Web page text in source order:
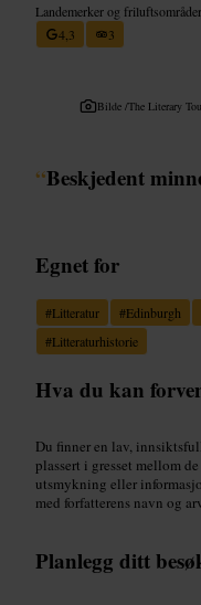
Landemerker og friluftsområder
4,3
3
Bilde /The Literary
“Beskjedent
Egnet for
#Litteratur #Edinburgh
#Litteraturhistorie
Hva du kan
Du finner en lav,
plassert i gresset mellom
utsmykning eller
med forfatterens navn og
Planlegg ditt